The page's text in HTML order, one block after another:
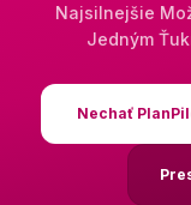
Najsilnejšie
Jedným
Nechať